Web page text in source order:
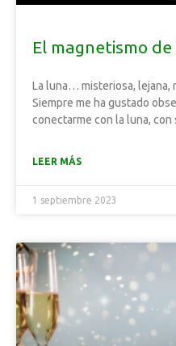
El magnetismo
La luna… misteriosa, lejana,
Siempre me ha gustado
conectarme con la luna, con
LEER MÁS
1 septiembre 2023